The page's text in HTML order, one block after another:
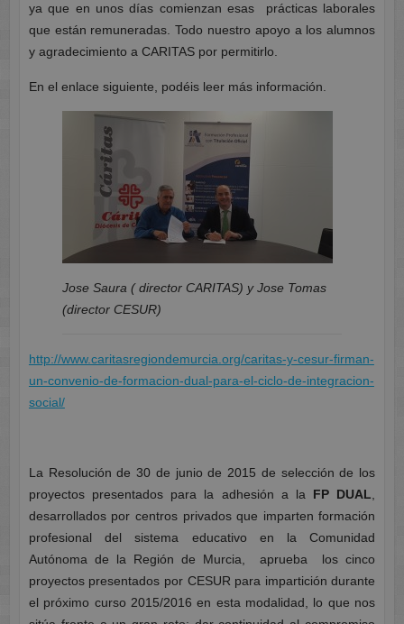
ya que en unos días comienzan esas prácticas laborales
que están remuneradas. Todo nuestro apoyo a los alumnos
y agradecimiento a CARITAS por permitirlo.
En el enlace siguiente, podéis leer más información.
Jose Saura ( director CARITAS) y Jose Tomas
(director CESUR)
http://www.caritasregiondemurcia.org/caritas-y-cesur-firman-
un-convenio-de-formacion-dual-para-el-ciclo-de-integracion-
social/
La Resolución de 30 de junio de 2015 de selección de los
proyectos presentados para la adhesión a la FP DUAL,
desarrollados por centros privados que imparten formación
profesional del sistema educativo en la Comunidad
Autónoma de la Región de Murcia, aprueba los cinco
proyectos presentados por CESUR para impartición durante
el próximo curso 2015/2016 en esta modalidad, lo que nos